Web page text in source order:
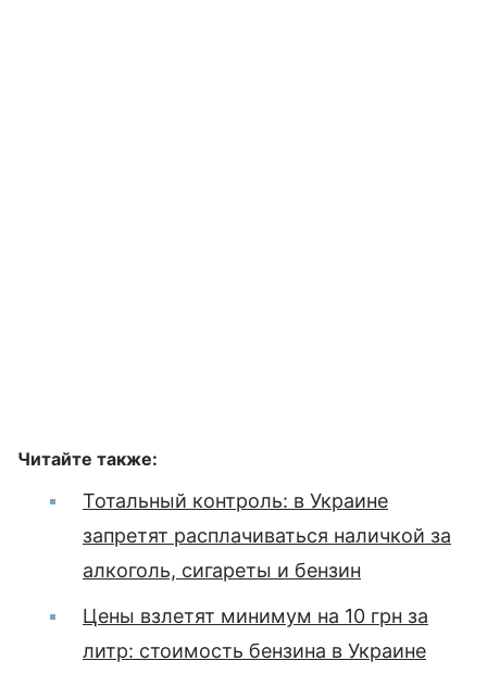
Читайте также:
Тотальный контроль: в Украине
запретят расплачиваться наличкой за
алкоголь, сигареты и бензин
Цены взлетят минимум на 10 грн за
литр: стоимость бензина в Украине